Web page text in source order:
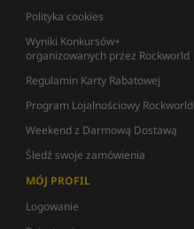
Polityka cookies
Wyniki Konkursów+
organizowanych przez Rockworld
Regulamin Karty Rabatowej
Program Lojalnościowy Rockworld
Weekend z Darmową Dostawą
Śledź swoje zamówienia
MÓJ PROFIL
Logowanie